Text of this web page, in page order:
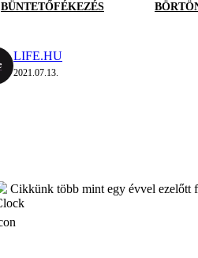
BÜNTETŐFÉKEZÉS
LIFE.HU
2021.07.13.
Cikkünk több mint egy évvel ezelőtt